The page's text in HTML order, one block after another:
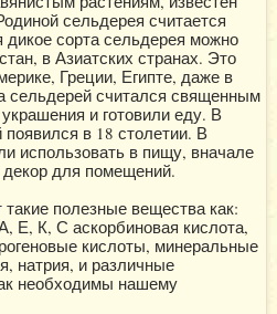
сельдерея считается
сорта сельдерея можно
в Азиатских странах. Это
Греции, Египте, даже в
сельдерей считался священным
и готовили еду. В
в 18 столетии. В
использовать в пищу, вначале
декор для помещений.
полезные вещества как:
Е, К, С аскорбиновая кислота,
кислоты, минеральные
натрия, и различные
необходимы нашему